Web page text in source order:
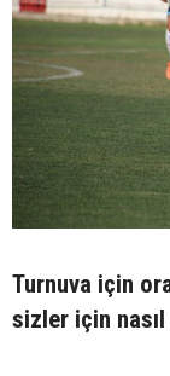
Turnuva için
sizler için